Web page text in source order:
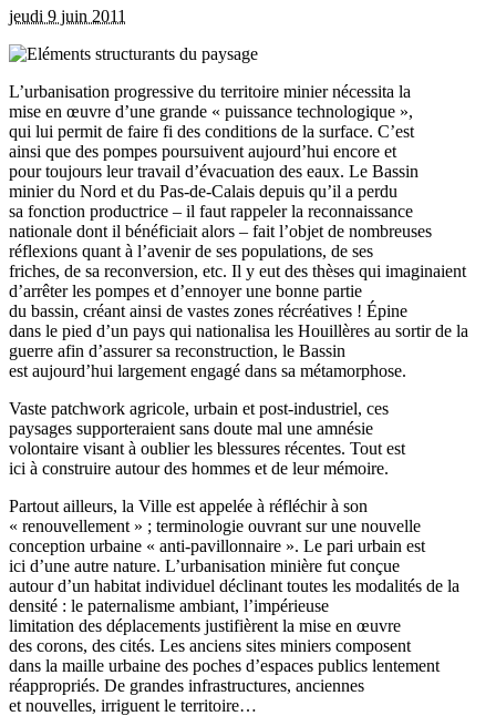
jeudi 9 juin 2011
L’urbanisation progressive du territoire minier nécessita la
mise en œuvre d’une grande « puissance technologique »,
qui lui permit de faire fi des conditions de la surface. C’est
ainsi que des pompes poursuivent aujourd’hui encore et
pour toujours leur travail d’évacuation des eaux. Le Bassin
minier du Nord et du Pas-de-Calais depuis qu’il a perdu
sa fonction productrice – il faut rappeler la reconnaissance
nationale dont il bénéficiait alors – fait l’objet de nombreuses
réflexions quant à l’avenir de ses populations, de ses
friches, de sa reconversion, etc. Il y eut des thèses qui imaginaient
d’arrêter les pompes et d’ennoyer une bonne partie
du bassin, créant ainsi de vastes zones récréatives ! Épine
dans le pied d’un pays qui nationalisa les Houillères au sortir de la
guerre afin d’assurer sa reconstruction, le Bassin
est aujourd’hui largement engagé dans sa métamorphose.
Vaste patchwork agricole, urbain et post-industriel, ces
paysages supporteraient sans doute mal une amnésie
volontaire visant à oublier les blessures récentes. Tout est
ici à construire autour des hommes et de leur mémoire.
Partout ailleurs, la Ville est appelée à réfléchir à son
« renouvellement » ; terminologie ouvrant sur une nouvelle
conception urbaine « anti-pavillonnaire ». Le pari urbain est
ici d’une autre nature. L’urbanisation minière fut conçue
autour d’un habitat individuel déclinant toutes les modalités de la
densité : le paternalisme ambiant, l’impérieuse
limitation des déplacements justifièrent la mise en œuvre
des corons, des cités. Les anciens sites miniers composent
dans la maille urbaine des poches d’espaces publics lentement
réappropriés. De grandes infrastructures, anciennes
et nouvelles, irriguent le territoire…